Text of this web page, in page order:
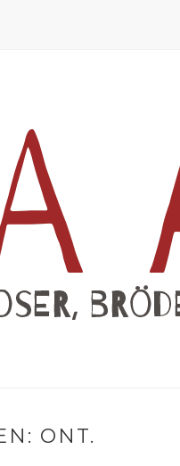
ONT.